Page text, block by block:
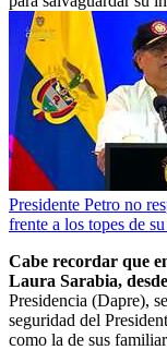
Presidente Petro no
frente a los topes de
Cabe recordar que
Laura Sarabia,
Presidencia (Dapre),
seguridad del
como la de sus